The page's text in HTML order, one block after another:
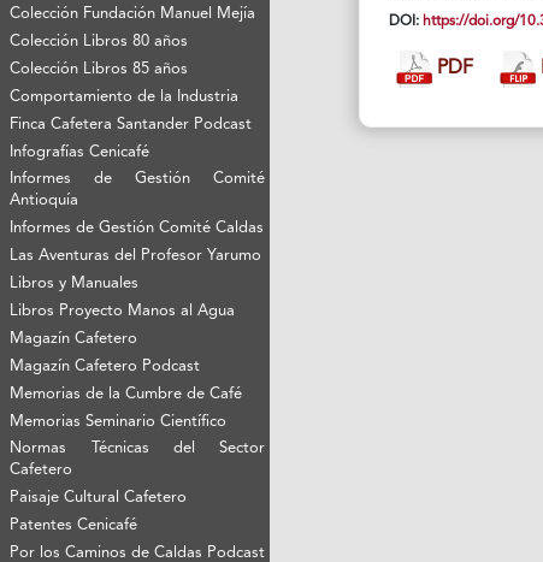
Colección Fundación Manuel Mejía
Colección Libros 80 años
Colección Libros 85 años
Comportamiento de la Industria
Finca Cafetera Santander Podcast
Infografías Cenicafé
Informes de Gestión Comité
Antioquía
Informes de Gestión Comité Caldas
Las Aventuras del Profesor Yarumo
Libros y Manuales
Libros Proyecto Manos al Agua
Magazín Cafetero
Magazín Cafetero Podcast
Memorias de la Cumbre de Café
Memorias Seminario Científico
Normas Técnicas del Sector
Cafetero
Paisaje Cultural Cafetero
Patentes Cenicafé
Por los Caminos de Caldas Podcast
DOI: https://doi.org/
PDF